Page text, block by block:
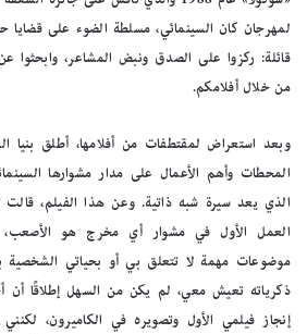
لمهرجان كان السينمائي، مسلطة الضوء على قضايا
قائلة: ركزوا على الصدق ونبض المشاعر، وابحثوا
من خلال أفلامكم.
وبعد استعراض لمقتطفات من أفلامها، أطلق بنيا
المحطات وأهم الأعمال على مدار مشوارها
الذي يعد سيرة شبه ذاتية. وعن هذا الفيلم،
العمل الأول في مشوار أي مخرج هو
موضوعات مهمة لا تتعلق بي أو بحياتي الشخصية
ذكرياته تعيش معي، لم يكن من السهل إطلاقًا أن
إنجاز فيلمي الأول وتصويره في الكاميرون،